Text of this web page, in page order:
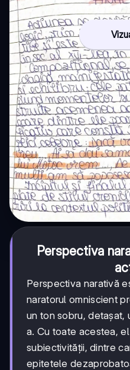
Perspectiva
Perspectiva narativă
naratorul omniscient
un ton sobru,
a. Cu toate acestea,
subiectivității, dintre
epitetele